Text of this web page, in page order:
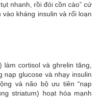
nhanh, rồi đói cồn cào” cứ
kháng insulin và rối loạn
cortisol và ghrelin tăng,
nạp glucose và nhạy insulin
và não bộ ưu tiên “nạp
striatum) hoạt hóa mạnh